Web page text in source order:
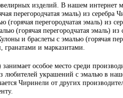
изделий. В нашем интернет
перегородчатая эмаль) из
перегородчатая эмаль) из
(горячая перегородчатая эмаль)
и браслеты с эмалью (горячая
и марказитами.
особое место среди
украшений с эмалью в
Чиринели от других